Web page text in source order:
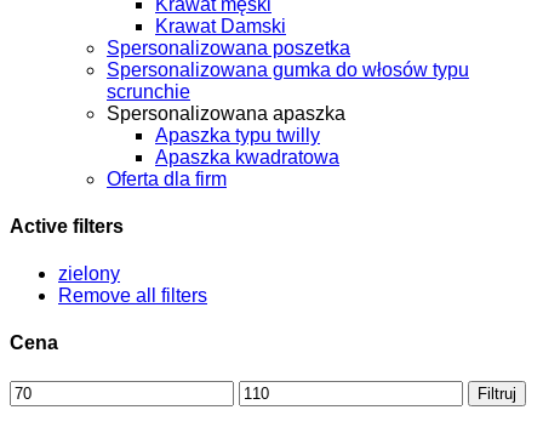
Krawat Damski
Spersonalizowana poszetka
Spersonalizowana gumka do włosów typu
scrunchie
Spersonalizowana apaszka
Apaszka typu twilly
Apaszka kwadratowa
Oferta dla firm
Active filters
zielony
Remove all filters
Cena
Cena
min
Cena
max
Filtruj